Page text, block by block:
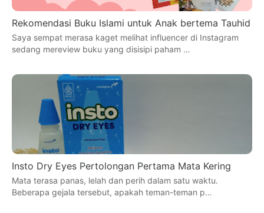
Rekomendasi Buku Islami untuk Anak bertema Tauhid
Saya sempat merasa kaget melihat influencer di Instagram
sedang mereview buku yang disisipi paham …
Insto Dry Eyes Pertolongan Pertama Mata Kering
Mata terasa panas, lelah dan perih dalam satu waktu.
Beberapa gejala tersebut, apakah teman-teman p…